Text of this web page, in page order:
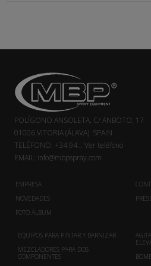
POLÍGONO ANSOLETA, C/ ANBOTO, 17
01006 VITORIA (ÁLAVA). SPAIN
TELÉFONO: +34 94... Ver teléfono
EMAIL: info@mbpspray.com
EMPRESA
NOVEDADES
FOTO ÁLBUM
EQUIPOS PARA PINTAR Y BARNIZAR
MEZCLADORES PARA DOS
COMPONENTES